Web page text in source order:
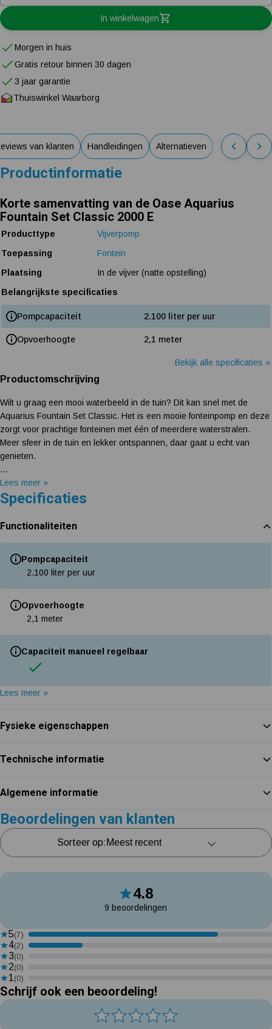
In winkelwagen
Morgen in huis
Gratis retour binnen 30 dagen
3 jaar garantie
Thuiswinkel Waarborg
van klanten Handleidingen Alternatieven
Productinformatie
Korte samenvatting van de Oase Aquarius
Fountain Set Classic 2000 E
Producttype
Vijverpomp
Toepassing
Fontein
Plaatsing
In de vijver (natte opstelling)
Belangrijkste specificaties
Pompcapaciteit 2.100 liter per uur
Opvoerhoogte 2,1 meter
Bekijk alle specificaties »
Productomschrijving
Wilt u graag een mooi waterbeeld in de tuin? Dit kan snel met de
Aquarius Fountain Set Classic. Het is een mooie fonteinpomp en deze
zorgt voor prachtige fonteinen met één of meerdere waterstralen.
Meer sfeer in de tuin en lekker ontspannen, daar gaat u echt van
genieten.
...
Lees meer »
Specificaties
Functionaliteiten
Pompcapaciteit
2.100 liter per uur
Opvoerhoogte
2,1 meter
Capaciteit manueel regelbaar
Lees meer »
Fysieke eigenschappen
Technische informatie
Algemene informatie
Beoordelingen van klanten
Sorteer op:
4.8
9 beoordelingen
5(7)
4(2)
3(0)
2(0)
1 (0)
Schrijf ook een beoordeling!